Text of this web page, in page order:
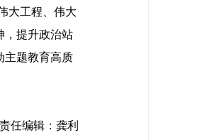
大工程、伟大
，提升政治站
主题教育高质
责任编辑：龚利